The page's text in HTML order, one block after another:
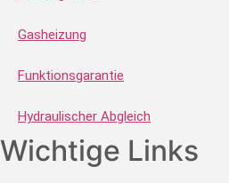
Gasheizung
Funktionsgarantie
Hydraulischer Abgleich
Wichtige Links